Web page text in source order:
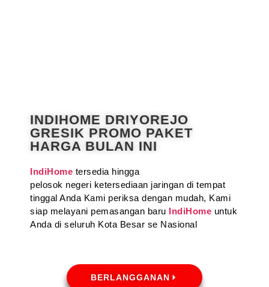
INDIHOME DRIYOREJO
GRESIK PROMO PAKET
HARGA BULAN INI
IndiHome tersedia hingga
pelosok negeri ketersediaan jaringan di tempat
tinggal Anda Kami periksa dengan mudah, Kami
siap melayani pemasangan baru IndiHome untuk
Anda di seluruh Kota Besar se Nasional
BERLANGGANAN